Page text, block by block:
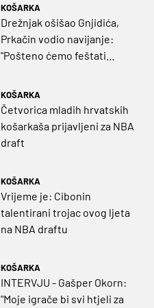
KOŠARKA
Drežnjak ošišao Gnjidića,
Prkačin vodio navijanje:
"Pošteno ćemo feštati
KOŠARKA
Četvorica mladih hrvatskih
košarkaša prijavljeni za NBA
draft
KOŠARKA
Vrijeme je: Cibonin
talentirani trojac ovog ljeta
na NBA draftu
KOŠARKA
INTERVJU - Gašper Okorn:
"Moje igrače bi svi htjeli za